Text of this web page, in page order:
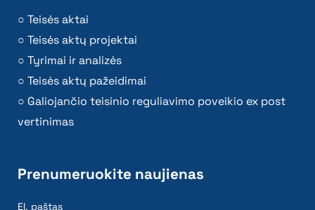
Teisės aktai
Teisės aktų projektai
Tyrimai ir analizės
Teisės aktų pažeidimai
Galiojančio teisinio reguliavimo poveikio ex post
vertinimas
Prenumeruokite naujienas
El. paštas